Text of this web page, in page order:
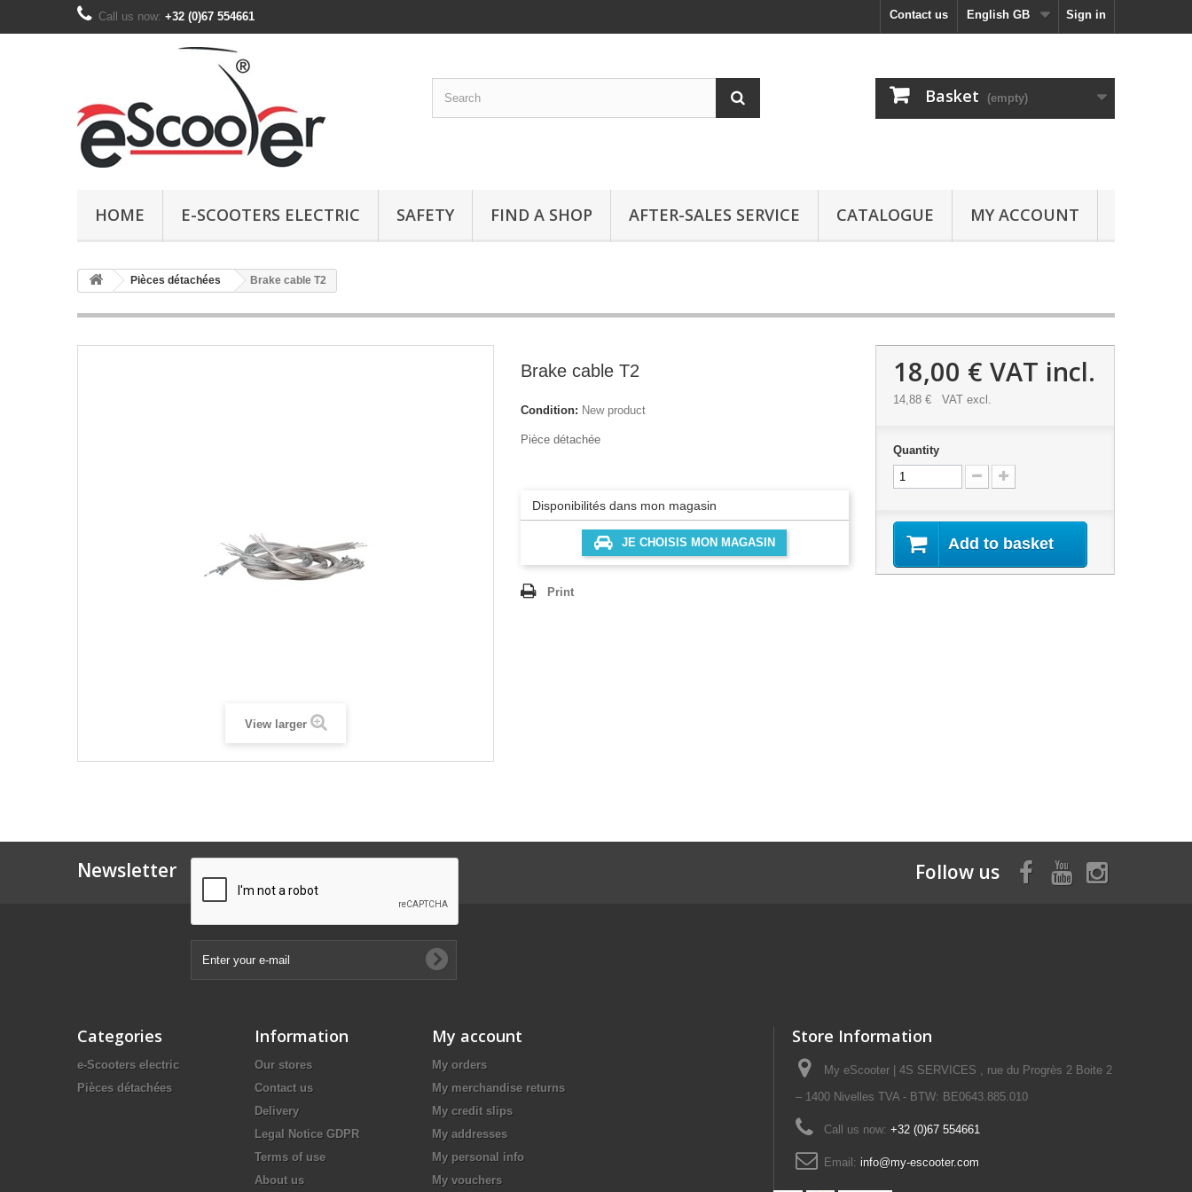
Sign in
English GB
Contact us
Call us now: +32 (0)67 554661
Basket (empty)
HOME E-SCOOTERS ELECTRIC SAFETY FIND A SHOP AFTER-SALES SERVICE CATALOGUE MY ACCOUNT
Pièces détachées Brake cable T2
View larger
Brake cable T2
Condition: New product
Pièce détachée
Disponibilités dans mon magasin
JE CHOISIS MON MAGASIN
Print
18,00 € VAT incl.
14,88 € VAT excl.
Quantity
Add to basket
Newsletter Follow us
Categories
e-Scooters electric
Pièces détachées
Information
Our stores
Contact us
Delivery
Legal Notice GDPR
Terms of use
About us
My account
My orders
My merchandise returns
My credit slips
My addresses
My personal info
My vouchers
Store Information
My eScooter | 4S SERVICES , rue du Progrès 2 Boite 2
– 1400 Nivelles TVA - BTW: BE0643.885.010
Call us now: +32 (0)67 554661
Email: info@my-escooter.com